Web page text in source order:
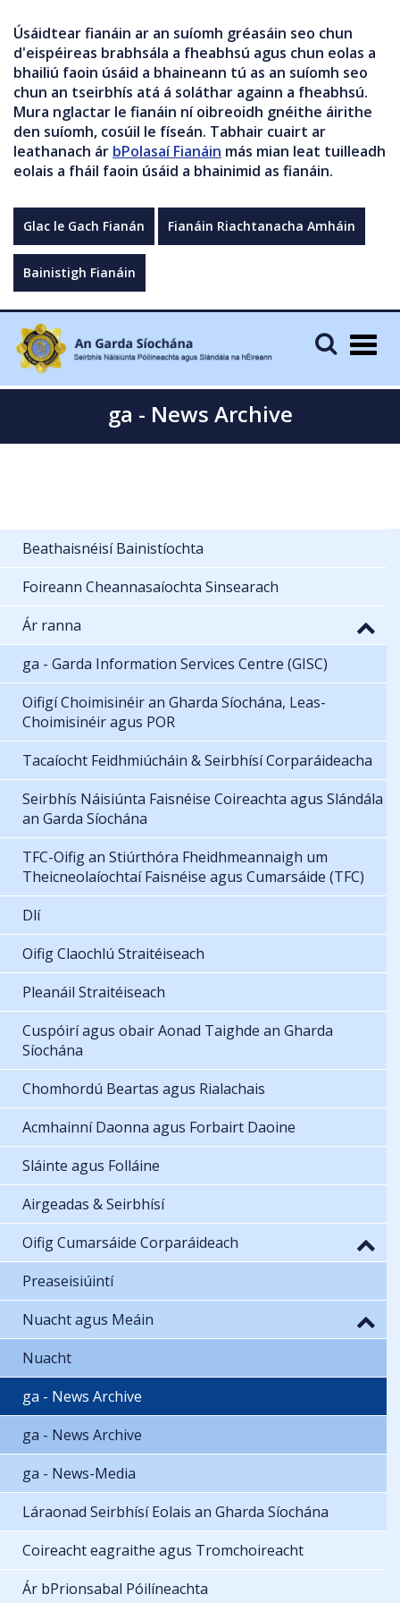
Úsáidtear fianáin ar an suíomh gréasáin seo chun
d'eispéireas brabhsála a fheabhsú agus chun eolas a
bhailiú faoin úsáid a bhaineann tú as an suíomh seo
chun an tseirbhís atá á soláthar againn a fheabhsú.
Mura nglactar le fianáin ní oibreoidh gnéithe áirithe
den suíomh, cosúil le físeán. Tabhair cuairt ar
leathanach ár bPolasaí Fianáin más mian leat tuilleadh
eolais a fháil faoin úsáid a bhainimid as fianáin.
Glac le Gach Fianán Fianáin Riachtanacha Amháin
Bainistigh Fianáin
ga - News Archive
Beathaisnéisí Bainistíochta
Foireann Cheannasaíochta Sinsearach
Ár ranna
ga - Garda Information Services Centre (GISC)
Oifigí Choimisinéir an Gharda Síochána, Leas-
Choimisinéir agus POR
Tacaíocht Feidhmiúcháin & Seirbhísí Corparáideacha
Seirbhís Náisiúnta Faisnéise Coireachta agus Slándála
an Garda Síochána
TFC-Oifig an Stiúrthóra Fheidhmeannaigh um
Theicneolaíochtaí Faisnéise agus Cumarsáide (TFC)
Dlí
Oifig Claochlú Straitéiseach
Pleanáil Straitéiseach
Cuspóirí agus obair Aonad Taighde an Gharda
Síochána
Chomhordú Beartas agus Rialachais
Acmhainní Daonna agus Forbairt Daoine
Sláinte agus Folláine
Airgeadas & Seirbhísí
Oifig Cumarsáide Corparáideach
Preaseisiúintí
Nuacht agus Meáin
Nuacht
ga - News Archive
ga - News Archive
ga - News-Media
Láraonad Seirbhísí Eolais an Gharda Síochána
Coireacht eagraithe agus Tromchoireacht
Ár bPrionsabal Póilíneachta